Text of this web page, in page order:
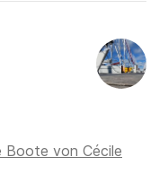
Boote von Cécile